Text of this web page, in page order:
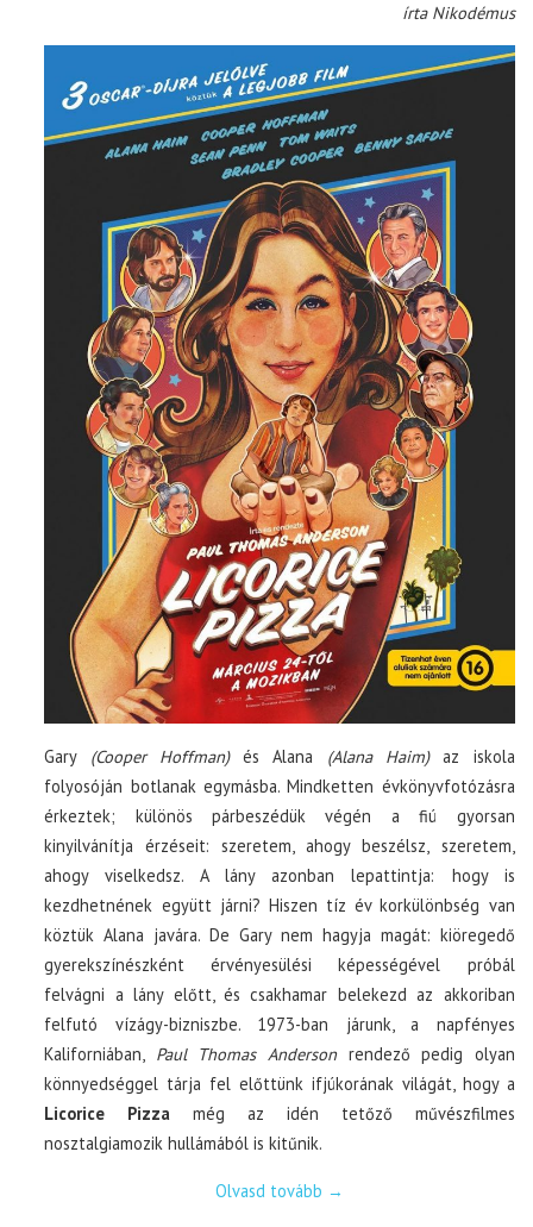
írta Nikodémus
Gary (Cooper Hoffman)és Alana (Alana Haim)az iskola
folyosóján botlanak egymásba. Mindketten évkönyvfotózásra
érkeztek; különös párbeszédük végén a fiú gyorsan
kinyilvánítja érzéseit: szeretem, ahogy beszélsz, szeretem,
ahogy viselkedsz. A lány azonban lepattintja: hogy is
kezdhetnének együtt járni? Hiszen tíz év korkülönbség van
köztük Alana javára. De Gary nem hagyja magát: kiöregedő
gyerekszínészként érvényesülési képességével próbál
felvágni a lány előtt, és csakhamar belekezd az akkoriban
felfutó vízágy-bizniszbe. 1973-ban járunk, a napfényes
Kaliforniában, Paul Thomas Andersonrendező pedig olyan
könnyedséggel tárja fel előttünk ifjúkorának világát, hogy a
Licorice Pizza még az idén tetőző művészfilmes
nosztalgiamozik hullámából is kitűnik.
Olvasd tovább →